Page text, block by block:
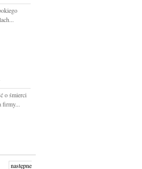
o śmierci
firmy...
następne